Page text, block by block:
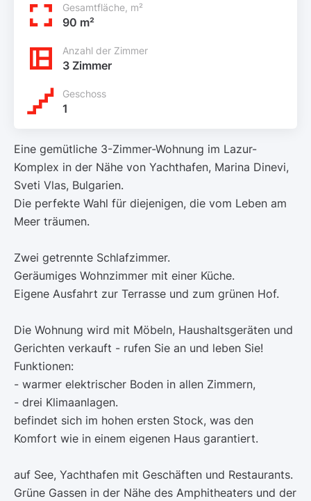
Gesamtfläche, m²
90 m²
Anzahl der Zimmer
3 Zimmer
Geschoss
1
Eine gemütliche 3-Zimmer-Wohnung im Lazur-
Komplex in der Nähe von Yachthafen, Marina Dinevi,
Sveti Vlas, Bulgarien.
Die perfekte Wahl für diejenigen, die vom Leben am
Meer träumen.
Zwei getrennte Schlafzimmer.
Geräumiges Wohnzimmer mit einer Küche.
Eigene Ausfahrt zur Terrasse und zum grünen Hof.
Die Wohnung wird mit Möbeln, Haushaltsgeräten und
Gerichten verkauft - rufen Sie an und leben Sie!
Funktionen:
- warmer elektrischer Boden in allen Zimmern,
- drei Klimaanlagen.
befindet sich im hohen ersten Stock, was den
Komfort wie in einem eigenen Haus garantiert.
auf See, Yachthafen mit Geschäften und Restaurants.
Grüne Gassen in der Nähe des Amphitheaters und der